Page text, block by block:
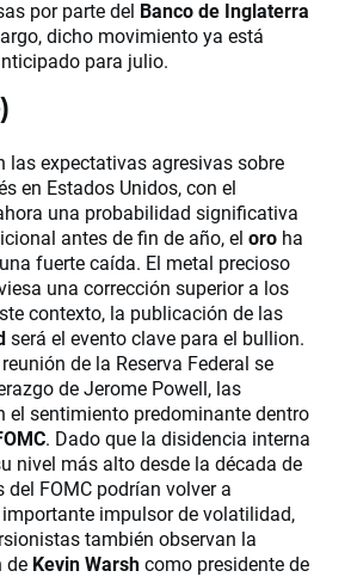
por parte del Banco de Inglaterra
dicho movimiento ya está
para julio.
las expectativas agresivas sobre
en Estados Unidos, con el
una probabilidad significativa
antes de fin de año, el oro ha
fuerte caída. El metal precioso
una corrección superior a los
contexto, la publicación de las
será el evento clave para el bullion.
de la Reserva Federal se
de Jerome Powell, las
el sentimiento predominante dentro
. Dado que la disidencia interna
nivel más alto desde la década de
FOMC podrían volver a
impulsor de volatilidad,
también observan la
de Kevin Warshcomo presidente de